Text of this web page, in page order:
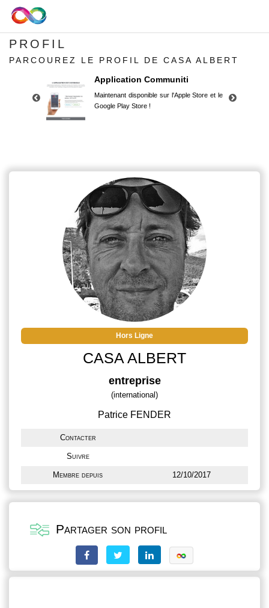
PROFIL
PARCOUREZ LE PROFIL DE CASA ALBERT
Application Communiti
Maintenant disponible sur l'Apple Store et le
Google Play Store !
Google Play Store !
Hors Ligne
CASA ALBERT
entreprise
(international)
Patrice FENDER
Contacter
Suivre
Membre depuis 12/10/2017
Partager son profil